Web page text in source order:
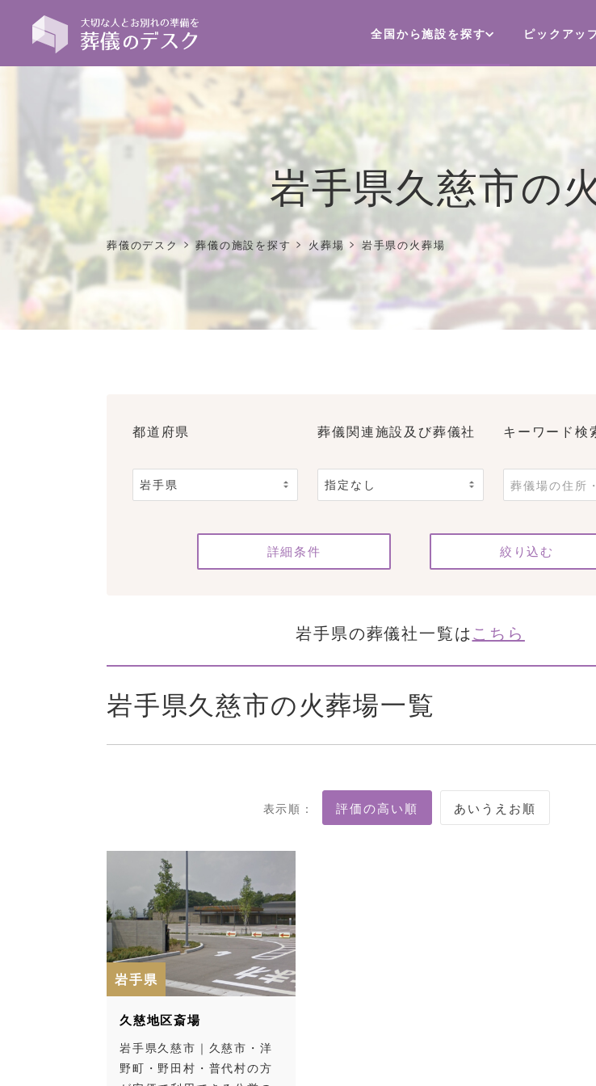
全国から施設を探す ピックアッ
岩手県久慈市の
葬儀のデスク>葬儀の施設を探す > 火葬場 > 岩手県の火葬場
都道府県 葬儀関連施設及び葬儀社 キーワード検
詳細条件
岩手県の葬儀社一覧はこちら
岩手県久慈市の火葬場一覧
表示順：
岩手県
久慈地区斎場
岩手県久慈市｜久慈市・洋
野町・野田村・普代村の方